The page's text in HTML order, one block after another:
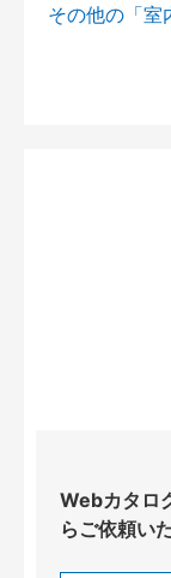
その他の「室
Webカタロ
らご依頼い